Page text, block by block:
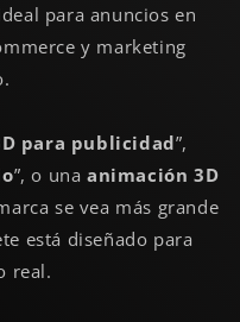
para anuncios en
y marketing
para publicidad”,
”, o una animación 3D
se vea más grande
está diseñado para
real.